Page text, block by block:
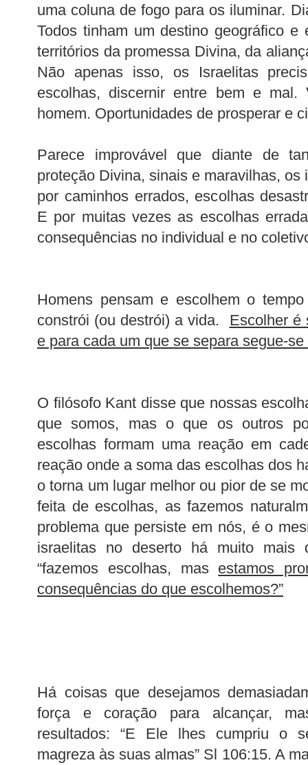
uma coluna de fogo para os iluminar.
Todos tinham um destino geográfico
territórios da promessa Divina, da
Não apenas isso, os Israelitas
escolhas, discernir entre bem e
homem. Oportunidades de prosperar e
Parece improvável que diante de
proteção Divina, sinais e maravilhas, os
por caminhos errados, escolhas
E por muitas vezes as escolhas
consequências no individual e no
Homens pensam e escolhem o
constrói (ou destrói) a vida. Escolher é
e para cada um que se separa segue-
O filósofo Kant disse que nossas
que somos, mas o que os outros
escolhas formam uma reação em
reação onde a soma das escolhas dos
o torna um lugar melhor ou pior de se
feita de escolhas, as fazemos
problema que persiste em nós, é o
israelitas no deserto há muito mais
“fazemos escolhas, mas estamos
consequências do que escolhemos?”
Há coisas que desejamos
força e coração para alcançar,
resultados: “E Ele lhes cumpriu o
magreza às suas almas” Sl 106:15. A